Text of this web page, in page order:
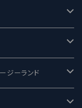
ジーランド